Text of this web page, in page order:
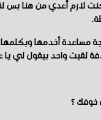
لازم أعدي من هنا بس
مساعدة أخدمها
لقيت واحد بيقول لي
خوفك ؟